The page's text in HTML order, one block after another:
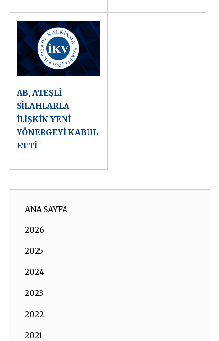
AB, ATEŞLİ
SİLAHLARLA
İLİŞKİN YENİ
YÖNERGEYİ KABUL
ETTİ
ANA SAYFA
2026
2025
2024
2023
2022
2021